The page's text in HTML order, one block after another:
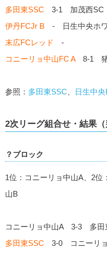
多田東SSC 3-1 加茂西SC
伊丹FCJr B - 日生中央ホワ
末広FCレッド
-
コニーリョ中山FC A8-1 猪
参照： 多田東SSC 日生中央
2次リーグ組合せ・結果
？ブロック
1位：コニーリョ中山A、2位
山B
コニーリョ中山A 3-3 多田
多田東SSC 3-0 コニーリ